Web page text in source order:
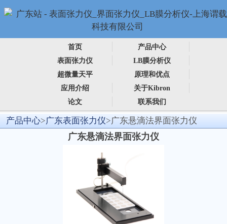
首页
产品中心
表面张力仪
LB膜分析仪
超微量天平
原理和优点
应用介绍
关于Kibron
论文
联系我们
产品中心>广东表面张力仪>广东悬滴法界面张力仪
广东悬滴法界面张力仪